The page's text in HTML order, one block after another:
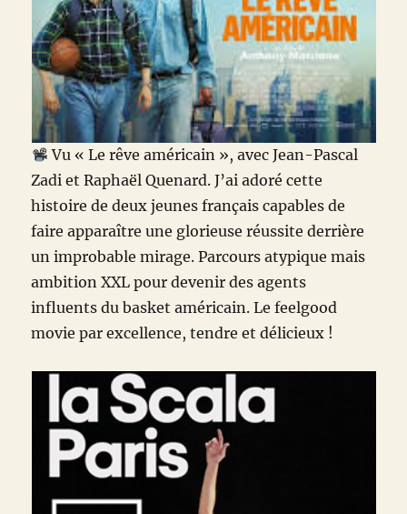
Vu « Le rêve américain », avec Jean-Pascal
Zadi et Raphaël Quenard. J’ai adoré cette
histoire de deux jeunes français capables de
faire apparaître une glorieuse réussite derrière
un improbable mirage. Parcours atypique mais
ambition XXL pour devenir des agents
influents du basket américain. Le feelgood
movie par excellence, tendre et délicieux !